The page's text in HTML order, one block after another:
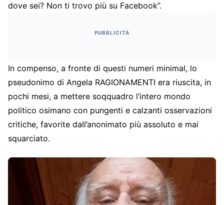
dove sei? Non ti trovo più su Facebook”.
PUBBLICITÀ
In compenso, a fronte di questi numeri minimal, lo
pseudonimo di Angela RAGIONAMENTI era riuscita, in
pochi mesi, a mettere soqquadro l’intero mondo
politico osimano con pungenti e calzanti osservazioni
critiche, favorite dall’anonimato più assoluto e mai
squarciato.